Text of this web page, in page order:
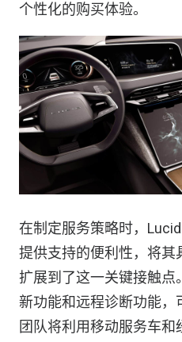
个性化的购买体验。
在制定服务策略时，
提供支持的便利性，将
扩展到了这一关键接触点
新功能和远程诊断功能，
团队将利用移动服务车